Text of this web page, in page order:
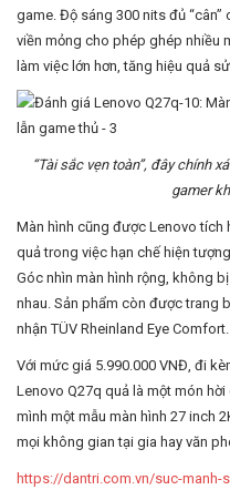
game. Độ sáng 300 nits đủ “cân”
viền mỏng cho phép ghép nhiều
làm việc lớn hơn, tăng hiệu quả
“Tài sắc vẹn toàn”, đây chính
gamer
Màn hình cũng được Lenovo tích
quả trong việc hạn chế hiện
Góc nhìn màn hình rộng, không
nhau. Sản phẩm còn được trang
nhận TÜV Rheinland Eye Comfort.
Với mức giá 5.990.000 VNĐ, đi
Lenovo Q27q quả là một món
mình một mẫu màn hình 27 inch
mọi không gian tại gia hay văn
https://dantri.com.vn/suc-manh-